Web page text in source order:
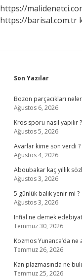
https://
https://barisal.com.tr
Sidebar
Son Yazılar
Bozon parçacıkları
Ağustos 6, 2026
Kros sporu nasıl yapılır ?
Ağustos 5, 2026
Avarlar kime son verdi ?
Ağustos 4, 2026
Aboubakar kaç yıllık
Ağustos 3, 2026
5 günlük balık yenir mi ?
Ağustos 3, 2026
Infial ne demek
Temmuz 30, 2026
Kozmos Yunanca’da ne
Temmuz 26, 2026
Kan plazmasında ne
Temmuz 25, 2026